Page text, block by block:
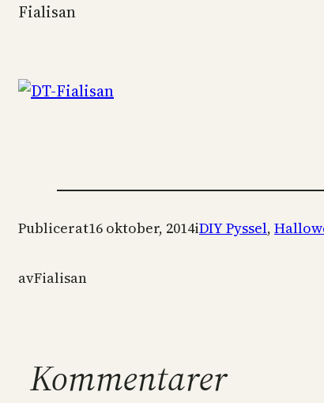
Fialisan
Publicerat16 oktober, 2014iDIY Pyssel,
avFialisan
Kommentarer